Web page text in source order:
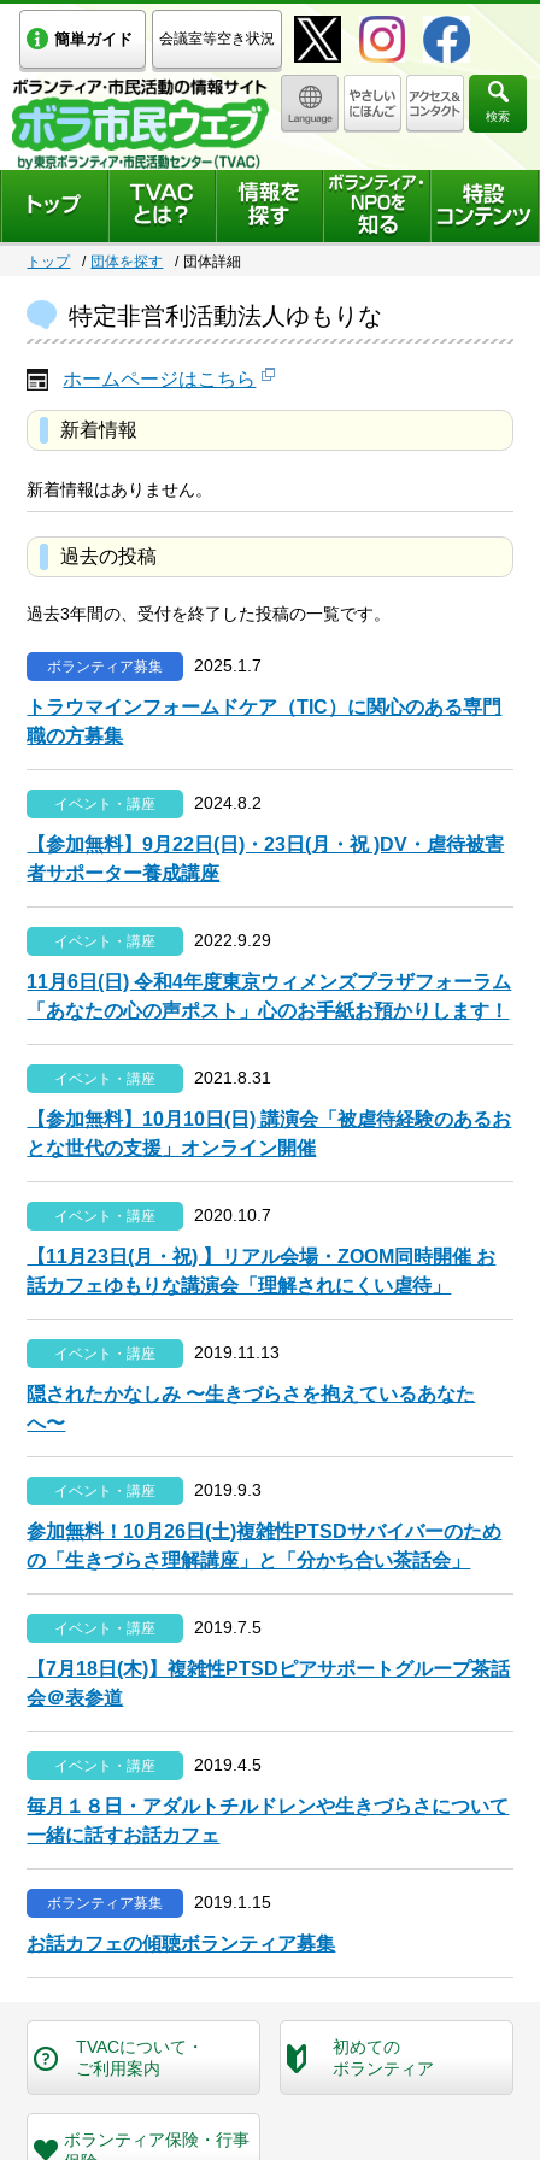
簡単ガイド 会議室等空き状況
検索
トップ 団体を探す 団体詳細
特定非営利活動法人ゆもりな
ホームページはこちら
新着情報
新着情報はありません。
過去の投稿
過去3年間の、受付を終了した投稿の一覧です。
ボランティア募集 2025.1.7
トラウマインフォームドケア（TIC）に関心のある専門
職の方募集
イベント・講座 2024.8.2
【参加無料】9月22日(日)・23日(月・祝 )DV・虐待被害
者サポーター養成講座
イベント・講座 2022.9.29
11月6日(日) 令和4年度東京ウィメンズプラザフォーラム
「あなたの心の声ポスト」心のお手紙お預かりします！
イベント・講座 2021.8.31
【参加無料】10月10日(日) 講演会「被虐待経験のあるお
とな世代の支援」オンライン開催
イベント・講座 2020.10.7
【11月23日(月・祝) 】リアル会場・ZOOM同時開催 お
話カフェゆもりな講演会「理解されにくい虐待」
イベント・講座 2019.11.13
隠されたかなしみ 〜生きづらさを抱えているあなた
へ〜
イベント・講座 2019.9.3
参加無料！10月26日(土)複雑性PTSDサバイバーのため
の「生きづらさ理解講座」と「分かち合い茶話会」
イベント・講座 2019.7.5
【7月18日(木)】複雑性PTSDピアサポートグループ茶話
会＠表参道
イベント・講座 2019.4.5
毎月１８日・アダルトチルドレンや生きづらさについて
一緒に話すお話カフェ
ボランティア募集 2019.1.15
お話カフェの傾聴ボランティア募集
TVACについて・
ご利用案内
初めての
ボランティア
ボランティア保険・行事